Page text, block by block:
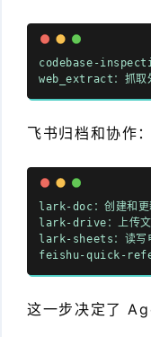
codebase-
web_extract：抓取
飞书归档和协作：
lark-doc：创建和更
lark-drive：上传文
lark-sheets：读写
feishu-quick-
这一步决定了